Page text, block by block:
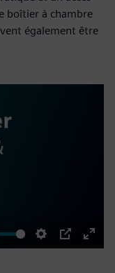
boîtier à chambre
également être
Settings
PIP
Enter